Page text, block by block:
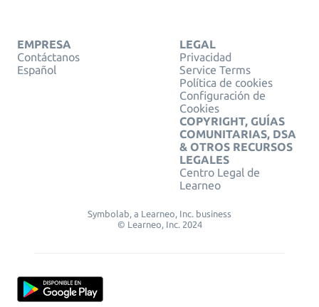
EMPRESA
Contáctanos
Español
LEGAL
Privacidad
Service Terms
Política de cookies
Configuración de
Cookies
COPYRIGHT, GUÍAS
COMUNITARIAS, DSA
& OTROS RECURSOS
LEGALES
Centro Legal de
Learneo
Symbolab, a Learneo, Inc. business
© Learneo, Inc. 2024